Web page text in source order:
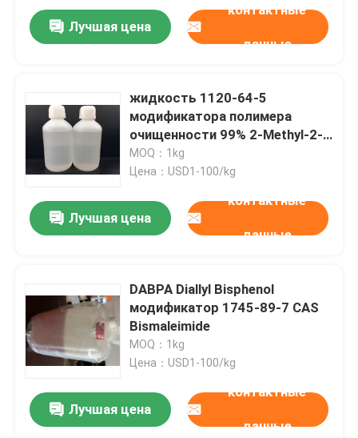
Дом
Видео
Путешествие фабрики
Лучшая цена
контактные
данные
жидкость 1120-64-5
модификатора полимера
очищенности 99% 2-Methyl-2-
Oxazoline CAS ясная
бесцветная
MOQ：1kg
Цена：USD1-100/kg
Лучшая цена
контактные
данные
DABPA Diallyl Bisphenol
модификатор 1745-89-7 CAS
Bismaleimide
MOQ：1kg
Цена：USD1-100/kg
Лучшая цена
контактные
данные